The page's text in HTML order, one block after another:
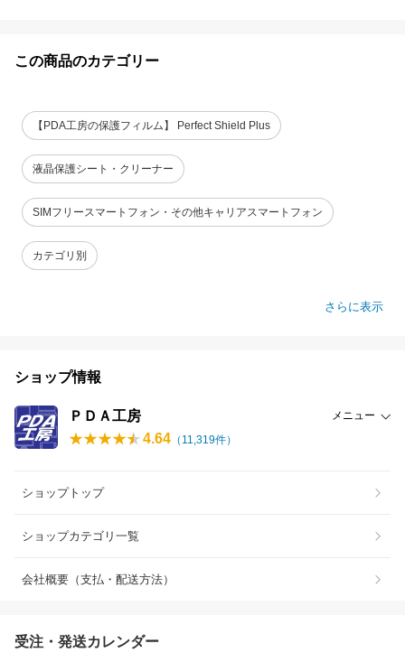
この商品のカテゴリー
【PDA工房の保護フィルム】 Perfect Shield Plus
液晶保護シート・クリーナー
SIMフリースマートフォン・その他キャリアスマートフォン
カテゴリ別
さらに表示
ショップ情報
ＰＤＡ工房 メニュー
4.64 （ 11,319件）
ショップトップ
ショップカテゴリ一覧
会社概要（支払・配送方法）
受注・発送カレンダー